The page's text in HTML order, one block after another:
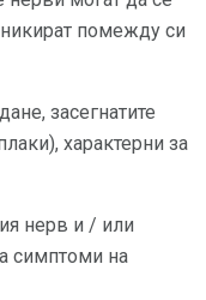
помежду си
засегнатите
характерни за
нерв и / или
симптоми на